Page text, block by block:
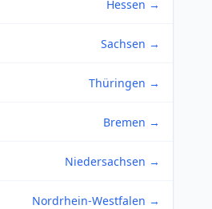
Hessen →
Sachsen →
Thüringen →
Bremen →
Niedersachsen →
Nordrhein-Westfalen →